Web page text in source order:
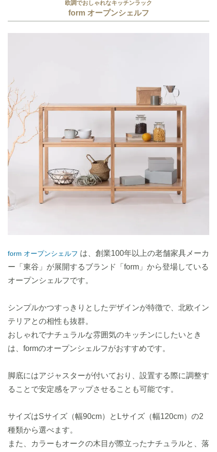
欧調でおしゃれなキッチンラック
form オープンシェルフ
form オープンシェルフ は、創業100年以上の老舗家具メーカ
ー「東谷」が展開するブランド「form」から登場している
オープンシェルフです。
シンプルかつすっきりとしたデザインが特徴で、北欧イン
テリアとの相性も抜群。
おしゃれでナチュラルな雰囲気のキッチンにしたいとき
は、formのオープンシェルフがおすすめです。
脚底にはアジャスターが付いており、設置する際に調整す
ることで安定感をアップさせることも可能です。
サイズはSサイズ（幅90cm）とLサイズ（幅120cm）の2
種類から選べます。
また、カラーもオークの木目が際立ったナチュラルと、落